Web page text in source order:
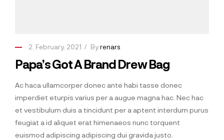
2. February, 2021 Byrenars
Papa’s Got A Brand Drew Bag
Ac haca ullamcorper donec ante habi tasse donec
imperdiet eturpis varius per a augue magna hac. Nec hac
et vestibulum duis a tincidunt per a aptent interdum purus
feugiat a id aliquet erat himenaeos nunc torquent
euismod adipiscing adipiscing dui gravida justo.